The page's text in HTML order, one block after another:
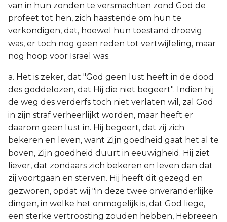
van in hun zonden te versmachten zond God de
profeet tot hen, zich haastende om hun te
verkondigen, dat, hoewel hun toestand droevig
was, er toch nog geen reden tot vertwijfeling, maar
nog hoop voor Israël was.
a. Het is zeker, dat "God geen lust heeft in de dood
des goddelozen, dat Hij die niet begeert". Indien hij
de weg des verderfs toch niet verlaten wil, zal God
in zijn straf verheerlijkt worden, maar heeft er
daarom geen lust in. Hij begeert, dat zij zich
bekeren en leven, want Zijn goedheid gaat het al te
boven, Zijn goedheid duurt in eeuwigheid. Hij ziet
liever, dat zondaars zich bekeren en leven dan dat
zij voortgaan en sterven. Hij heeft dit gezegd en
gezworen, opdat wij "in deze twee onveranderlijke
dingen, in welke het onmogelijk is, dat God liege,
een sterke vertroosting zouden hebben, Hebreeën